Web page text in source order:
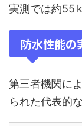
実測では約55
防水性能の
第三者機関に
られた代表的